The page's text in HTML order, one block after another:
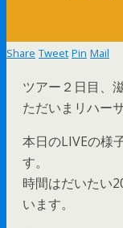
Share Tweet Pin Mail
ツアー２日目、
ただいまリハー
本日のLIVEの様
す。
時間はだいたい
います。